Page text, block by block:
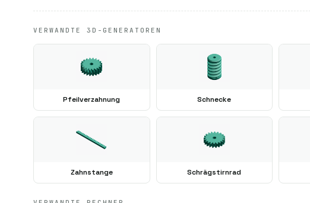
VERWANDTE 3D-GENERATOREN
Pfeilverzahnung Schnecke
Zahnstange Schrägstirnrad